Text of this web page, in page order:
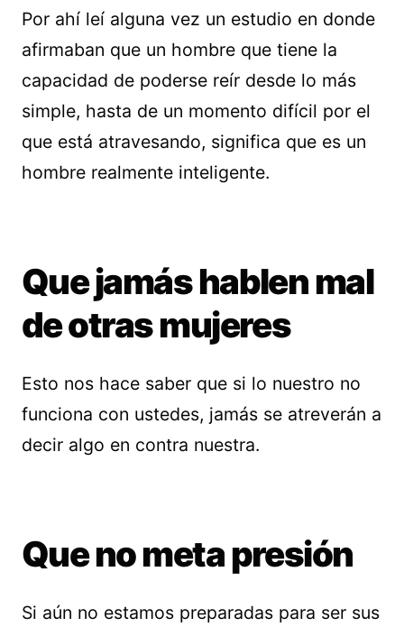
Por ahí leí alguna vez un estudio en donde
afirmaban que un hombre que tiene la
capacidad de poderse reír desde lo más
simple, hasta de un momento difícil por el
que está atravesando, significa que es un
hombre realmente inteligente.
Que jamás hablen mal
de otras mujeres
Esto nos hace saber que si lo nuestro no
funciona con ustedes, jamás se atreverán a
decir algo en contra nuestra.
Que no meta presión
Si aún no estamos preparadas para ser sus